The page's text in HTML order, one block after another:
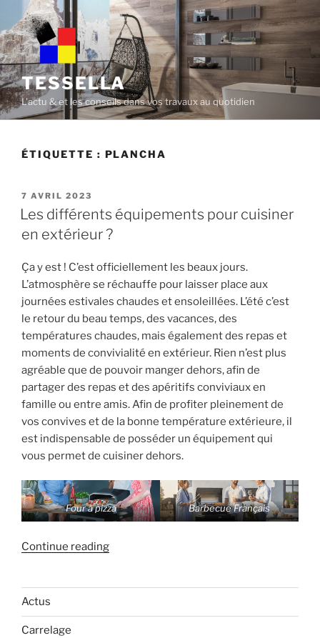
content
TESSELLA
L'actu & et les conseils dans vos travaux au quotidien
ÉTIQUETTE : PLANCHA
POSTED
ON
7 AVRIL 2023
Les différents équipements pour cuisiner
en extérieur ?
Ça y est ! C’est officiellement les beaux jours.
L’atmosphère se réchauffe pour laisser place aux
journées estivales chaudes et ensoleillées. L’été c’est
le retour du beau temps, des vacances, des
températures chaudes, mais également des repas et
moments de convivialité en extérieur. Rien n’est plus
agréable que de pouvoir manger dehors, afin de
partager des repas et des apéritifs conviviaux en
famille ou entre amis. Afin de profiter pleinement de
vos convives et de la bonne température extérieure, il
est indispensable de posséder un équipement qui
vous permet de cuisiner dehors.
Four à pizza Barbecue Français
Continue reading« Les
cuisiner
Actus
Carrelage